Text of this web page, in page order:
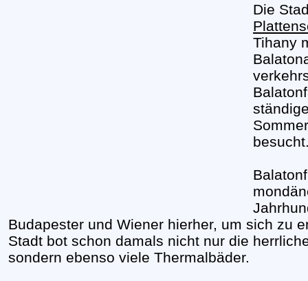
Die
Tihany
Budapester und Wiener hierher, um sich zu
Stadt bot schon damals nicht nur die
sondern ebenso viele Thermalbäder.